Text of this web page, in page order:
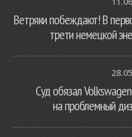
Ветряки побеждают! В
трети немецкой
Суд обязал
на проблемный